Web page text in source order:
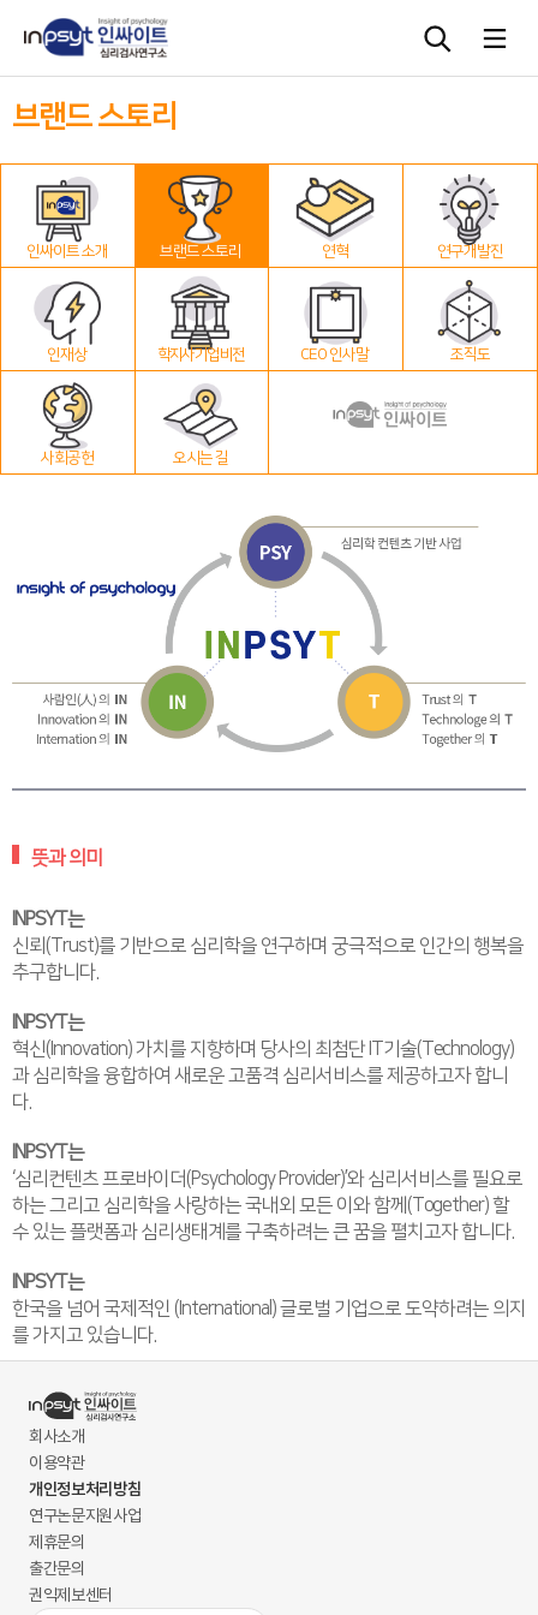
심리검사
상담도구
교육 워크숍
단체검사
브랜드 스토리
인싸이트 소개 브랜드 스토리 연혁 연구개발진
인재상 학지사 기업 비전 CEO 인사말 조직도
사회공헌 오시는 길
뜻과 의미
INPSYT는
신뢰(Trust)를 기반으로 심리학을 연구하며 궁극적으로 인간의 행복을
추구합니다.
INPSYT는
혁신(Innovation) 가치를 지향하며 당사의 최첨단 IT기술(Technology)
과 심리학을 융합하여 새로운 고품격 심리서비스를 제공하고자 합니
다.
INPSYT는
‘심리컨텐츠 프로바이더(Psychology Provider)’와 심리서비스를 필요로
하는 그리고 심리학을 사랑하는 국내외 모든 이와 함께(Together) 할
수 있는 플랫폼과 심리생태계를 구축하려는 큰 꿈을 펼치고자 합니다.
INPSYT는
한국을 넘어 국제적인 (International) 글로벌 기업으로 도약하려는 의지
를 가지고 있습니다.
회사소개
이용약관
개인정보처리방침
연구논문지원사업
제휴문의
출간문의
권익제보센터